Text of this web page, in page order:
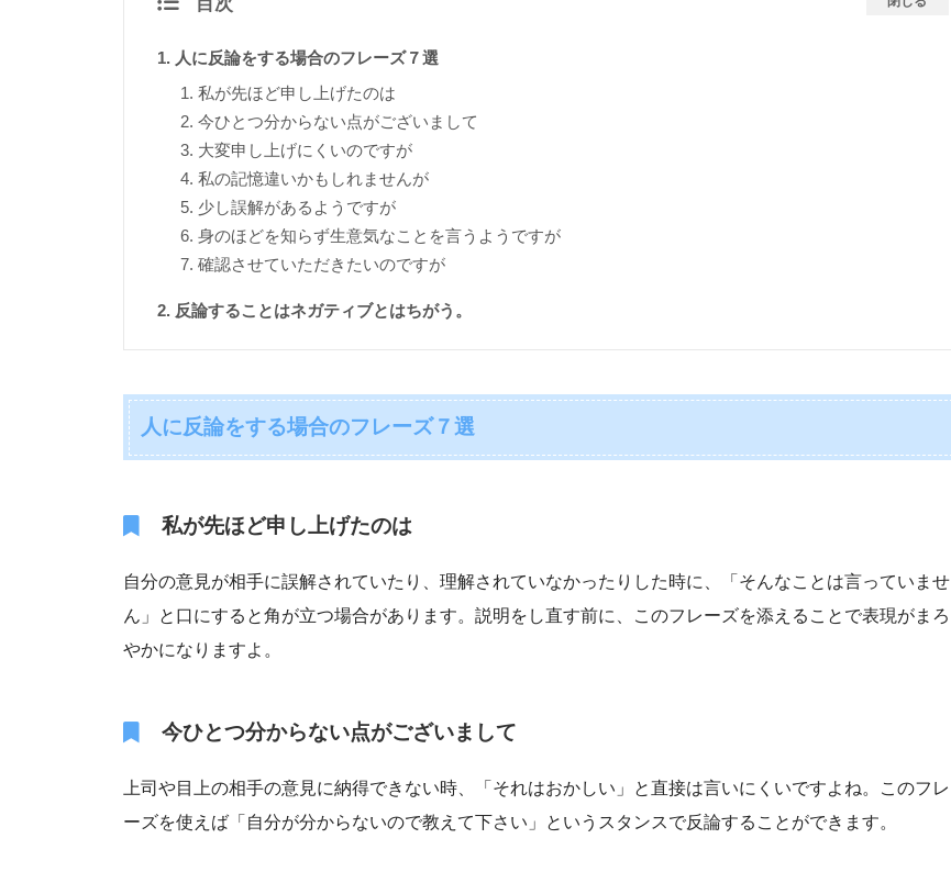
人に反論をする場合のフレーズ７選
私が先ほど申し上げたのは
今ひとつ分からない点がございまして
大変申し上げにくいのですが
私の記憶違いかもしれませんが
少し誤解があるようですが
身のほどを知らず生意気なことを言うようですが
確認させていただきたいのですが
反論することはネガティブとはちがう。
人に反論をする場合のフレーズ７選
私が先ほど申し上げたのは
自分の意見が相手に誤解されていたり、理解されていなかったりした時に、「そんなことは言っていませ
ん」と口にすると角が立つ場合があります。説明をし直す前に、このフレーズを添えることで表現がまろ
やかになりますよ。
今ひとつ分からない点がございまして
上司や目上の相手の意見に納得できない時、「それはおかしい」と直接は言いにくいですよね。このフレ
ーズを使えば「自分が分からないので教えて下さい」というスタンスで反論することができます。